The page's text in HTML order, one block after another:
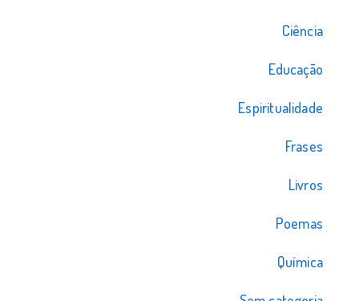
Ciência
Educação
Espiritualidade
Frases
Livros
Poemas
Química